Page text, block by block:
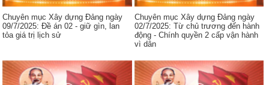
Chuyên mục Xây dựng Đảng ngày
09/7/2025: Đề án 02 - giữ gìn, lan
tỏa giá trị lịch sử
Chuyên mục Xây dựng Đảng ngày
02/7/2025: Từ chủ trương đến hành
động - Chính quyền 2 cấp vận hành
vì dân